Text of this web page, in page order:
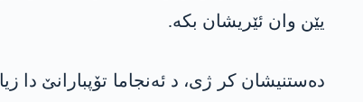
یێن وان ئێریشان بکە.
دەستنیشان کر ژی، د ئەنجاما تۆپبارانێ